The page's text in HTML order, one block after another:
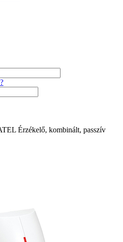
Érzékelő, kombinált, passzív